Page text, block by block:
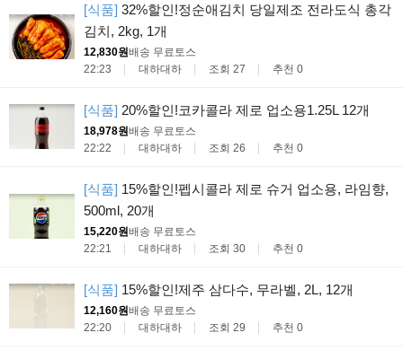
[식품] 32%할인!정순애김치 당일제조 전라도식 총각
김치, 2kg, 1개
12,830원배송 무료 토스
22:23
대하대하 조회 27 추천 0
[식품] 20%할인!코카콜라 제로 업소용1.25L 12개
18,978원배송 무료 토스
22:22
대하대하 조회 26 추천 0
[식품] 15%할인!펩시콜라 제로 슈거 업소용, 라임향,
500ml, 20개
15,220원배송 무료 토스
22:21
대하대하 조회 30 추천 0
[식품] 15%할인!제주 삼다수, 무라벨, 2L, 12개
12,160원배송 무료 토스
22:20
대하대하 조회 29 추천 0